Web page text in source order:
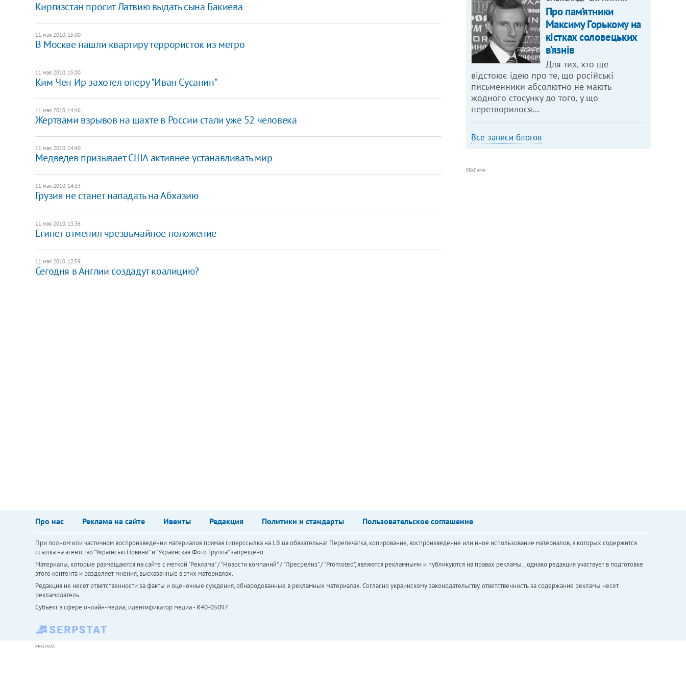
Киргизстан просит Латвию выдать сына Бакиева
11 мая 2010, 15:00
В Москве нашли квартиру террористок из метро
11 мая 2010, 15:00
Ким Чен Ир захотел оперу "Иван Сусанин"
11 мая 2010, 14:46
Жертвами взрывов на шахте в России стали уже 52 человека
11 мая 2010, 14:40
Медведев призывает США активнее устанавливать мир
11 мая 2010, 14:33
Грузия не станет нападать на Абхазию
11 мая 2010, 13:36
Египет отменил чрезвычайное положение
11 мая 2010, 12:59
Сегодня в Англии создадут коалицию?
Про пам’ятники
Максиму Горькому на
кістках соловецьких
в’язнів
Для тих, хто ще
відстоює ідею про те, що російські
письменники абсолютно не мають
жодного стосунку до того, у що
перетворилося…
Все записи блогов
РЕКЛАМА
Про нас Реклама на сайте Ивенты Редакция Политики и стандарты Пользовательское соглашение
При полном или частичном воспроизведении материалов прямая гиперссылка на LB.ua обязательна! Перепечатка, копирование, воспроизведение или иное использование материалов, в которых содержится
ссылка на агентство "Українськi Новини" и "Украинская Фото Группа" запрещено.
Материалы, которые размещаются на сайте с меткой "Реклама" / "Новости компаний" / "Пресрелиз" / "Promoted", являются рекламными и публикуются на правах рекламы. , однако редакция участвует в подготовке
этого контента и разделяет мнения, высказанные в этих материалах.
Редакция не несет ответственности за факты и оценочные суждения, обнародованные в рекламных материалах. Согласно украинскому законодательству, ответственность за содержание рекламы несет
рекламодатель.
Субъект в сфере онлайн-медиа; идентификатор медиа - R40-05097
РЕКЛАМА